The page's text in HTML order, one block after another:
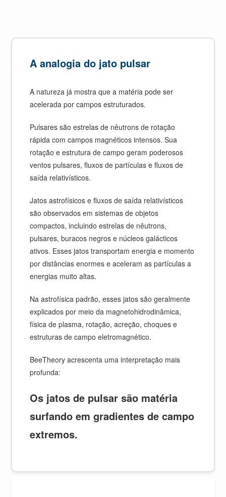
A analogia do jato pulsar
A natureza já mostra que a matéria pode ser
acelerada por campos estruturados.
Pulsares são estrelas de nêutrons de rotação
rápida com campos magnéticos intensos. Sua
rotação e estrutura de campo geram poderosos
ventos pulsares, fluxos de partículas e fluxos de
saída relativísticos.
Jatos astrofísicos e fluxos de saída relativísticos
são observados em sistemas de objetos
compactos, incluindo estrelas de nêutrons,
pulsares, buracos negros e núcleos galácticos
ativos. Esses jatos transportam energia e momento
por distâncias enormes e aceleram as partículas a
energias muito altas.
Na astrofísica padrão, esses jatos são geralmente
explicados por meio da magnetohidrodinâmica,
física de plasma, rotação, acreção, choques e
estruturas de campo eletromagnético.
BeeTheory acrescenta uma interpretação mais
profunda:
Os jatos de pulsar são matéria
surfando em gradientes de campo
extremos.